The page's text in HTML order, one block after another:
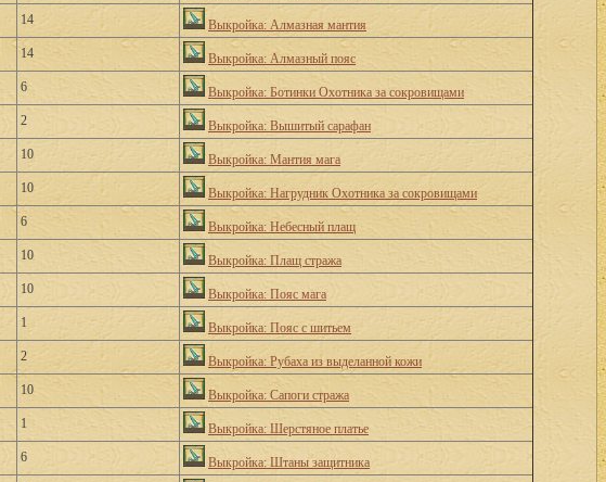
14 Выкройка: Алмазная мантия
14 Выкройка: Алмазный пояс
6 Выкройка: Ботинки Охотника за сокровищами
2 Выкройка: Вышитый сарафан
10 Выкройка: Мантия мага
10 Выкройка: Нагрудник Охотника за сокровищами
6 Выкройка: Небесный плащ
10 Выкройка: Плащ стража
10 Выкройка: Пояс мага
1 Выкройка: Пояс с шитьем
2 Выкройка: Рубаха из выделанной кожи
10 Выкройка: Сапоги стража
1 Выкройка: Шерстяное платье
6 Выкройка: Штаны защитника